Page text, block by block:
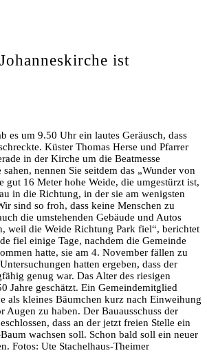
ist
es um 9.50 Uhr ein lautes Geräusch, dass
Küster Thomas Herse und Pfarrer
in der Kirche um die Beatmesse
nennen Sie seitdem das „Wunder von
gut 16 Meter hohe Weide, die umgestürzt ist,
in die Richtung, in der sie am wenigsten
sind so froh, dass keine Menschen zu
die umstehenden Gebäude und Autos
weil die Weide Richtung Park fiel“, berichtet
fiel einige Tage, nachdem die Gemeinde
hatte, sie am 4. November fällen zu
hatten ergeben, dass der
genug war. Das Alter des riesigen
Jahre geschätzt. Ein Gemeindemitglied
als kleines Bäumchen kurz nach Einweihung
Augen zu haben. Der Bauausschuss der
dass an der jetzt freien Stelle ein
wachsen soll. Schon bald soll ein neuer
Fotos: Ute Stachelhaus-Theimer